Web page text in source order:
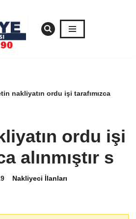
nakliyatın ordu işi tarafımızca
ordu işi
alınmıştır s
Nakliyeci İlanları